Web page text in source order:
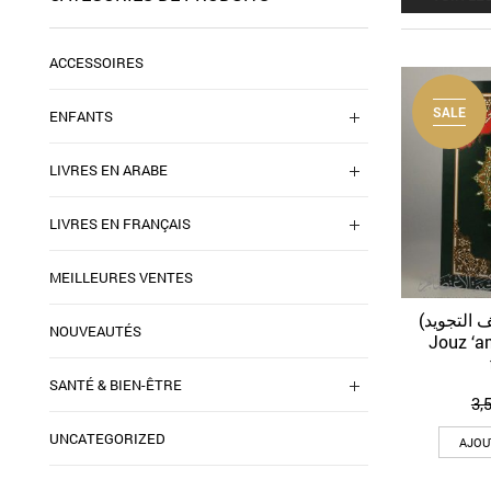
SALE
(جزء عم (مصحف التجويد –
Jouz
ACCESSOIRES
ENFANTS
LIVRES EN ARABE
LIVRES EN FRANÇAIS
MEILLEURES VENTES
NOUVEAUTÉS
SANTÉ & BIEN-ÊTRE
UNCATEGORIZED